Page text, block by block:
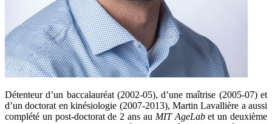
Détenteur d’un baccalauréat (2002-05), d’une maîtrise (2005-07) et
d’un doctorat en kinésiologie (2007-2013), Martin Lavallière a aussi
complété un post-doctorat de 2 ans au MIT AgeLabet un deuxième